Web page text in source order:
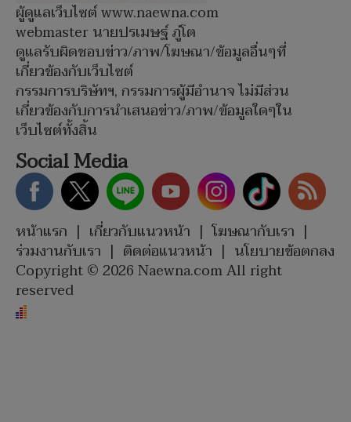
ผู้ดูแลเว็บไซต์ www.naewna.com
webmaster นายปรเมษฐ์ ภู่โต
ดูแลรับผิดชอบข่าว/ภาพ/โฆษณา/ข้อมูลอื่นๆที่
เกี่ยวข้องกับเว็บไซต์
กรรมการบริษัทฯ, กรรมการผู้มีอำนาจ ไม่มีส่วน
เกี่ยวข้องกับการนำเสนอข่าว/ภาพ/ข้อมูลใดๆใน
เว็บไซต์ทั้งสิ้น
Social Media
หน้าแรก | เกี่ยวกับแนวหน้า | โฆษณากับเรา |
ร่วมงานกับเรา | ติดต่อแนวหน้า | นโยบายข้อตกลง
Copyright © 2026 Naewna.com All right
reserved